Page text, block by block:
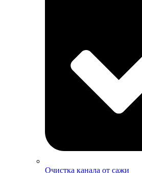
Очистка канала от сажи